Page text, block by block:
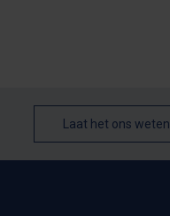
Laat het ons weten